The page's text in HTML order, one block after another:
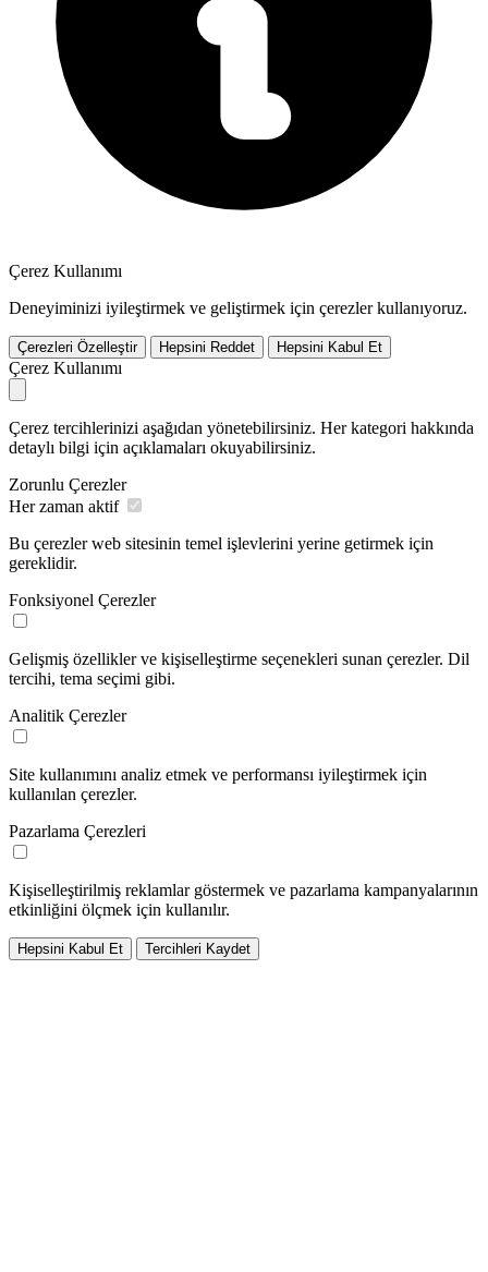
Çerez Kullanımı
Deneyiminizi iyileştirmek ve geliştirmek için çerezler kullanıyoruz.
Çerezleri Özelleştir Hepsini Reddet Hepsini Kabul Et
Çerez Kullanımı
Çerez tercihlerinizi aşağıdan yönetebilirsiniz. Her kategori hakkında
detaylı bilgi için açıklamaları okuyabilirsiniz.
Zorunlu Çerezler
Her zaman aktif
Bu çerezler web sitesinin temel işlevlerini yerine getirmek için
gereklidir.
Fonksiyonel Çerezler
Gelişmiş özellikler ve kişiselleştirme seçenekleri sunan çerezler. Dil
tercihi, tema seçimi gibi.
Analitik Çerezler
Site kullanımını analiz etmek ve performansı iyileştirmek için
kullanılan çerezler.
Pazarlama Çerezleri
Kişiselleştirilmiş reklamlar göstermek ve pazarlama kampanyalarının
etkinliğini ölçmek için kullanılır.
Hepsini Kabul Et Tercihleri Kaydet